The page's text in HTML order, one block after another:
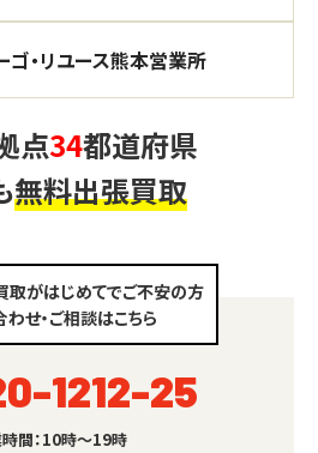
ゴ・リユース熊本営業所
点34都道府県
無料出張買取
取がはじめてでご不安の方
せ・ご相談はこちら
1212-25
間：10時～19時